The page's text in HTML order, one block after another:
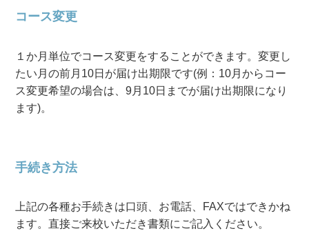
コース変更
１か月単位でコース変更をすることができます。変更し
たい月の前月10日が届け出期限です(例：10月からコー
ス変更希望の場合は、9月10日までが届け出期限になり
ます)。
手続き方法
上記の各種お手続きは口頭、お電話、FAXではできかね
ます。直接ご来校いただき書類にご記入ください。